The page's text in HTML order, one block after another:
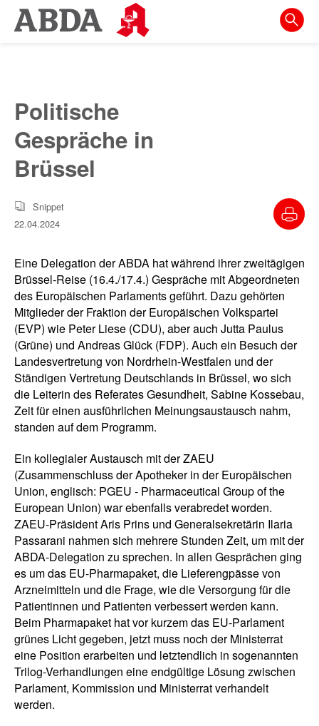
Springe
direkt
zur
Meta-
Navigation
Inhalt
zur
Politische
Gespräche in
Brüssel
Snippet
22.04.2024
Eine Delegation der ABDA hat während ihrer zweitägigen
Brüssel-Reise (16.4./17.4.) Gespräche mit Abgeordneten
des Europäischen Parlaments geführt. Dazu gehörten
Mitglieder der Fraktion der Europäischen Volkspartei
(EVP) wie Peter Liese (CDU), aber auch Jutta Paulus
(Grüne) und Andreas Glück (FDP). Auch ein Besuch der
Landesvertretung von Nordrhein-Westfalen und der
Ständigen Vertretung Deutschlands in Brüssel, wo sich
die Leiterin des Referates Gesundheit, Sabine Kossebau,
Zeit für einen ausführlichen Meinungsaustausch nahm,
standen auf dem Programm.
Ein kollegialer Austausch mit der ZAEU
(Zusammenschluss der Apotheker in der Europäischen
Union, englisch: PGEU - Pharmaceutical Group of the
European Union) war ebenfalls verabredet worden.
ZAEU-Präsident Aris Prins und Generalsekretärin Ilaria
Passarani nahmen sich mehrere Stunden Zeit, um mit der
ABDA-Delegation zu sprechen. In allen Gesprächen ging
es um das EU-Pharmapaket, die Lieferengpässe von
Arzneimitteln und die Frage, wie die Versorgung für die
Patientinnen und Patienten verbessert werden kann.
Beim Pharmapaket hat vor kurzem das EU-Parlament
grünes Licht gegeben, jetzt muss noch der Ministerrat
eine Position erarbeiten und letztendlich in sogenannten
Trilog-Verhandlungen eine endgültige Lösung zwischen
Parlament, Kommission und Ministerrat verhandelt
werden.